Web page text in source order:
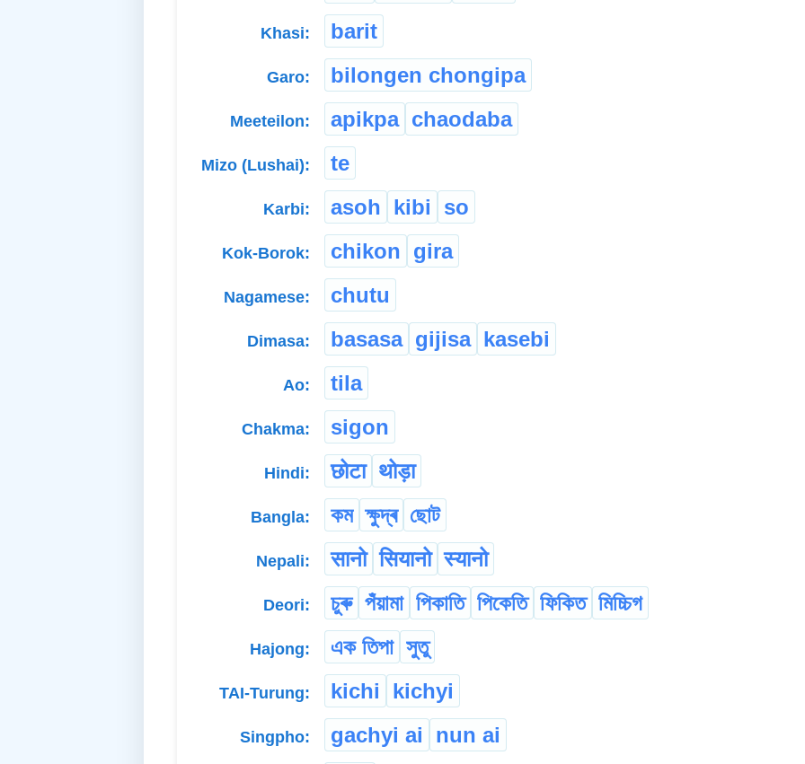
Khasi: barit
Garo: bilongen chongipa
Meeteilon: apikpa chaodaba
Mizo (Lushai): te
Karbi: asoh kibi so
Kok-Borok: chikon gira
Nagamese: chutu
Dimasa: basasa gijisa kasebi
Ao: tila
Chakma: sigon
Hindi: छोटा थोड़ा
Bangla: কম ক্ষুদ্ৰ ছোট
Nepali: सानो सियानो स्यानो
Deori: চুৰু পঁয়ামা পিকাতি পিকেতি ফিকিত মিচ্চিগ
Hajong: এক তিপা সুতু
TAI-Turung: kichi kichyi
Singpho: gachyi ai nun ai